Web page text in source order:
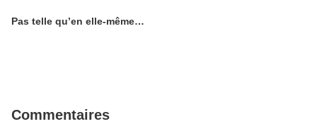
Pas telle qu’en elle-même…
Commentaires